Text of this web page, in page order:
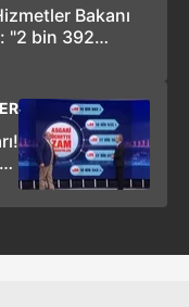
Bakanı
"2 bin 392